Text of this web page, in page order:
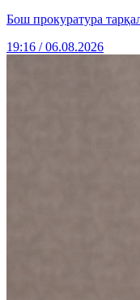
Бош прокуратура
19:16 / 06.08.2026